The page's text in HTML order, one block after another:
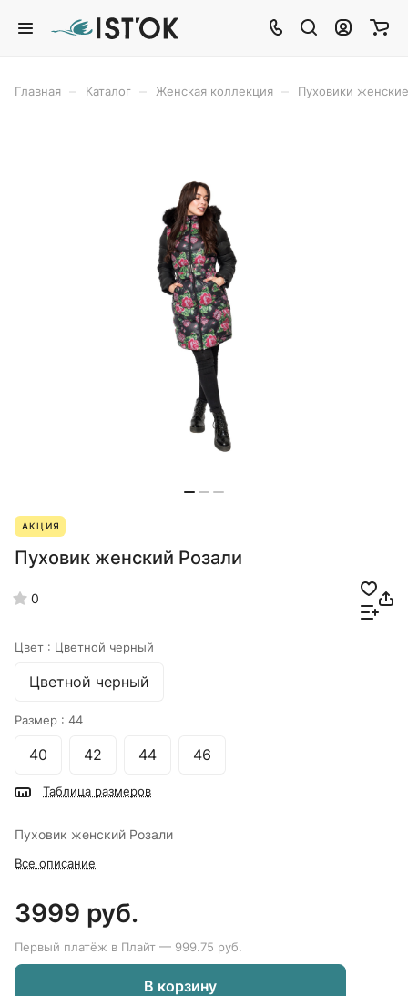
Главная Каталог Женская коллекция Пуховики женские
АКЦИЯ
Пуховик женский Розали
0
Цвет : Цветной черный
Цветной черный
Размер : 44
40 42 44 46
Таблица размеров
Пуховик женский Розали
Все описание
3999 руб.
Первый платёж в Плайт — 999.75 руб.
В корзину